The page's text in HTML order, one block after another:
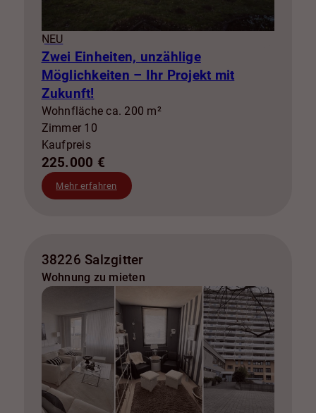
NEU
Zwei Einheiten, unzählige
Möglichkeiten – Ihr Projekt mit
Zukunft!
Wohnfläche ca. 200 m²
Zimmer 10
Kaufpreis
225.000 €
Mehr erfahren
38226 Salzgitter
Wohnung zu mieten